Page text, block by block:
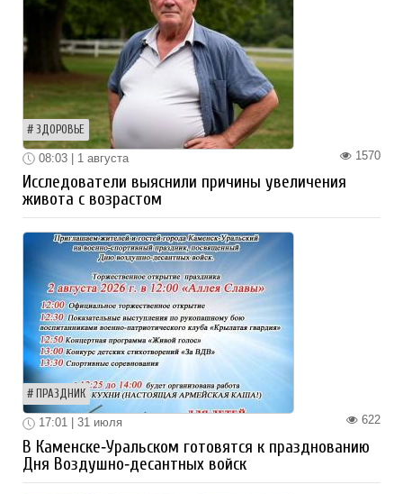
ЗДОРОВЬЕ
1570
08:03 | 1 августа
Исследователи выяснили причины увеличения
живота с возрастом
ПРАЗДНИК
622
17:01 | 31 июля
В Каменске‑Уральском готовятся к празднованию
Дня Воздушно‑десантных войск